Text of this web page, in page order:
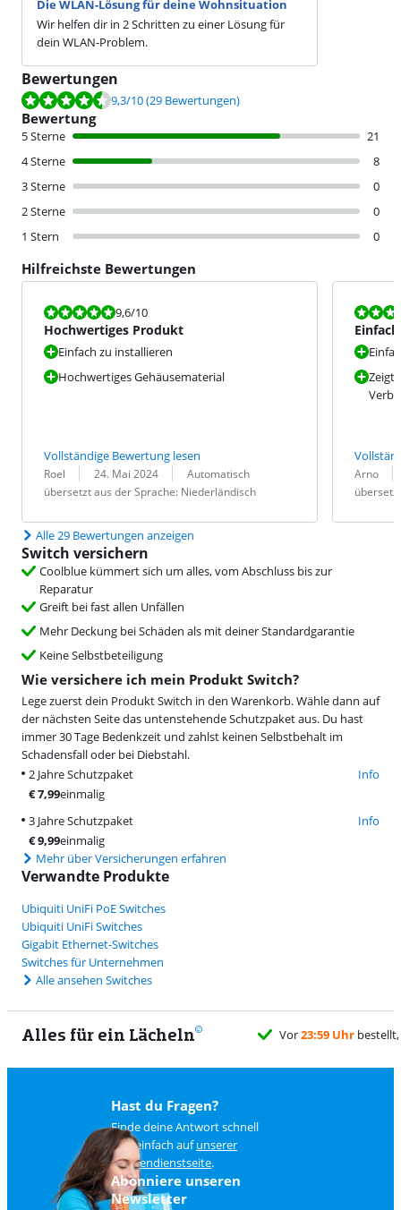
Die WLAN-Lösung für deine Wohnsituation
Wir helfen dir in 2 Schritten zu einer Lösung für
dein WLAN-Problem.
Bewertungen
Bewertet mit 9,3 von 10, basierend auf 29 Bewertungen.
9,3/10(29 Bewertungen)
Bewertung
5 Sterne
21
4 Sterne
8
3 Sterne
0
2 Sterne
0
1 Stern
0
Hilfreichste Bewertungen
Bewertet mit 9,6 von 10.
9,6/10
Hochwertiges Produkt
Einfach zu installieren
Hochwertiges Gehäusematerial
Vollständige Bewertung lesen
Bewertung von:
Roel
Datum: 24. Mai 2024
Übersetzung:
Automatisch
übersetzt aus der Sprache: Niederländisch
Bewertet
Zeigt
Bewertung
Arno
Datum:
Alle 29 Bewertungen anzeigen
Switch versichern
Coolblue kümmert sich um alles, vom Abschluss bis zur
Reparatur
Greift bei fast allen Unfällen
Mehr Deckung bei Schäden als mit deiner Standardgarantie
Keine Selbstbeteiligung
Wie versichere ich mein Produkt Switch?
Lege zuerst dein Produkt Switch in den Warenkorb. Wähle dann auf
der nächsten Seite das untenstehende Schutzpaket aus. Du hast
immer 30 Tage Bedenkzeit und zahlst keinen Selbstbehalt im
Schadensfall oder bei Diebstahl.
2 Jahre Schutzpaket
Info
€7,99einmalig
3 Jahre Schutzpaket
Info
€9,99einmalig
Mehr über Versicherungen erfahren
Verwandte Produkte
Ubiquiti UniFi PoE Switches
Ubiquiti UniFi Switches
Gigabit Ethernet-Switches
Switches für Unternehmen
Alle ansehen Switches
Alles für ein Lächeln
Hast du Fragen?
Finde deine Antwort schnell
und einfach aufunserer
Kundendienstseite.
Abonniere unseren
Newsletter